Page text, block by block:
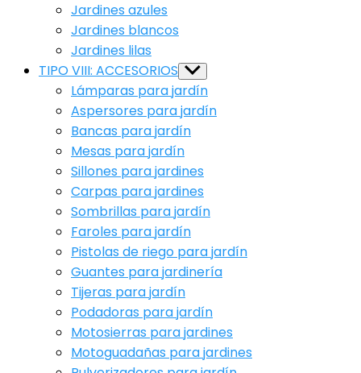
Jardines azules
Jardines blancos
Jardines lilas
TIPO VIII: ACCESORIOS Show
sub
menu
Lámparas para jardín
Aspersores para jardín
Bancas para jardín
Mesas para jardín
Sillones para jardines
Carpas para jardines
Sombrillas para jardín
Faroles para jardín
Pistolas de riego para jardín
Guantes para jardinería
Tijeras para jardín
Podadoras para jardín
Motosierras para jardines
Motoguadañas para jardines